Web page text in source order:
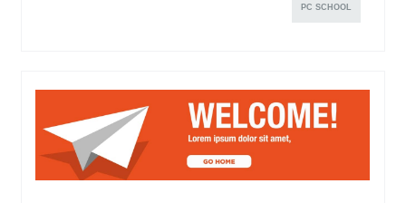
PC SCHOOL